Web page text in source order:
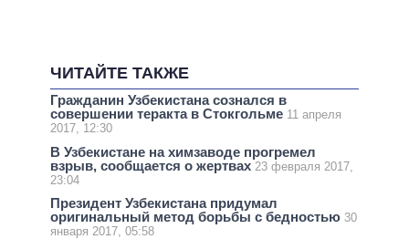
ЧИТАЙТЕ ТАКЖЕ
Гражданин Узбекистана сознался в
совершении теракта в Стокгольме 11 апреля
2017, 12:30
В Узбекистане на химзаводе прогремел
взрыв, сообщается о жертвах 23 февраля 2017,
23:04
Президент Узбекистана придумал
оригинальный метод борьбы с бедностью 30
января 2017, 05:58